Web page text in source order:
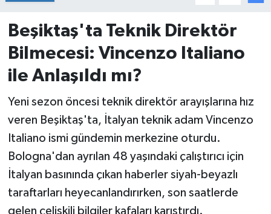
Beşiktaş'ta Teknik Direktör
Bilmecesi: Vincenzo Italiano
ile Anlaşıldı mı?
Yeni sezon öncesi teknik direktör arayışlarına hız
veren Beşiktaş'ta, İtalyan teknik adam Vincenzo
Italiano ismi gündemin merkezine oturdu.
Bologna'dan ayrılan 48 yaşındaki çalıştırıcı için
İtalyan basınında çıkan haberler siyah-beyazlı
taraftarları heyecanlandırırken, son saatlerde
gelen çelişkili bilgiler kafaları karıştırdı.
Havran
İvrindi
KENT GÜNDEMİ
Kepsut
KÜLTÜR-SANAT
MAGAZİN